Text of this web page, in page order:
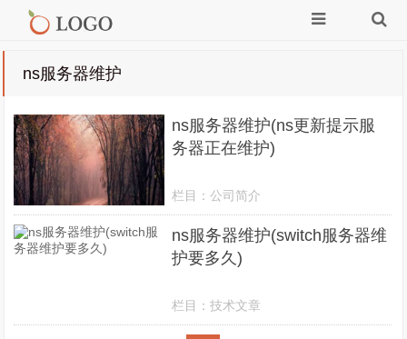
ns服务器维护
ns服务器维护(ns更新提示服
务器正在维护)
栏目：公司简介
ns服务器维护(switch服务器维
护要多久)
栏目：技术文章